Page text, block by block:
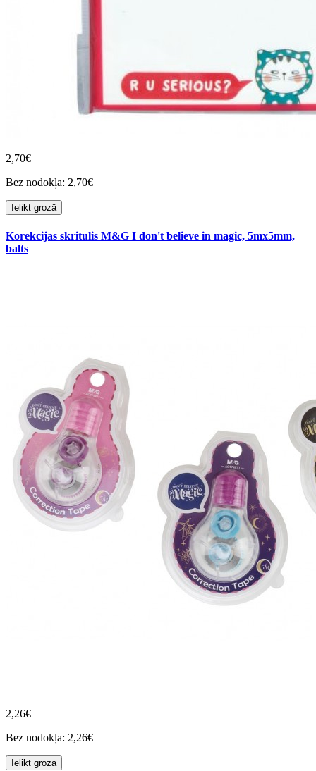
2,70€
Bez nodokļa: 2,70€
Ielikt grozā
Korekcijas skritulis M&G I don't believe in magic, 5mx5mm,
balts
2,26€
Bez nodokļa: 2,26€
Ielikt grozā